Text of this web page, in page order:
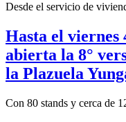
Desde el servicio de
Hasta el viernes
abierta la 8°
la Plazuela
Con 80 stands y cerca de